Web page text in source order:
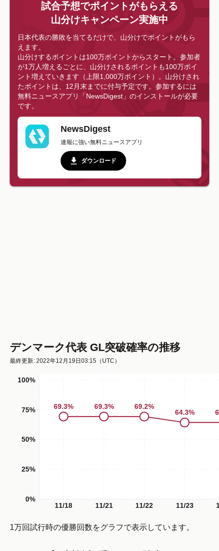
試合予想でポイントがもらえる
山分けキャンペーン実施中
日本代表の勝敗を当てるだけで、山分けでポイントがもら
えます。
山分けするポイントは100万ポイントからスタート。参加者
が1万人増えるごとに、山分けされるポイントも100万ポイ
ント増えていきます（上限1,000万ポイント）。山分けされ
たポイントは、12月末までに付与予定です。 参加するには
無料ニュースアプリ「NewsDigest」のインストールが必要
です。
NewsDigest
速報に強い無料ニュースアプリ
ダウンロード
デンマーク代表 GL突破確率の推移
最終更新: 2022年12月19日03:15 （UTC）
11/18 11/21 11/22 11/23
0%
25%
50%
75%
100%
69.3% 69.3% 69.2%
64.3%
1万回試行時の優勝回数をグラフで表示しています。